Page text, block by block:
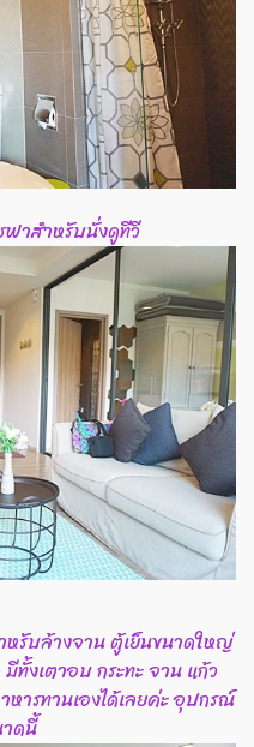
าสำหรับนั่งดูทีวี
หรับล้างจาน ตู้เย็นขนาดใหญ่
ทั้งเตาอบ กระทะ จาน แก้ว
ารทานเองได้เลยค่ะ อุปกรณ์
ดนี้